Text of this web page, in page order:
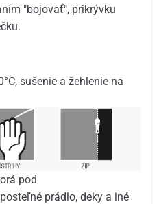
"bojovať", prikrývku
sušenie a žehlenie na
pod
prádlo, deky a iné